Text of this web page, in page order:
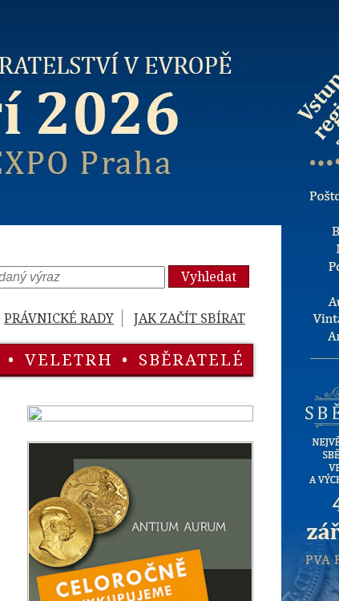
Vyhledat
PRÁVNICKÉ RADY JAK ZAČÍT SBÍRAT
• VELETRH • SBĚRATELÉ